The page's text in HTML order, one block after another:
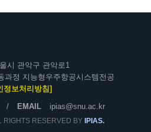
시 관악구 관악로1
과정 지능형우주항공시스템전공
정보처리방침]
/ EMAIL ipias@snu.ac.kr
RIGHTS RESERVED BY IPIAS.